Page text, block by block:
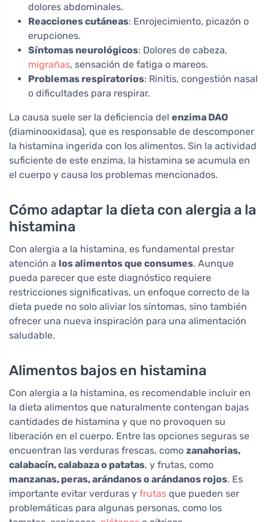
dolores abdominales.
Reacciones cutáneas: Enrojecimiento, picazón o
erupciones.
Síntomas neurológicos: Dolores de cabeza,
migrañas, sensación de fatiga o mareos.
Problemas respiratorios: Rinitis, congestión nasal
o dificultades para respirar.
La causa suele ser la deficiencia del enzima DAO
(diaminooxidasa), que es responsable de descomponer
la histamina ingerida con los alimentos. Sin la actividad
suficiente de este enzima, la histamina se acumula en
el cuerpo y causa los problemas mencionados.
Cómo adaptar la dieta con alergia a la
histamina
Con alergia a la histamina, es fundamental prestar
atención a los alimentos que consumes. Aunque
pueda parecer que este diagnóstico requiere
restricciones significativas, un enfoque correcto de la
dieta puede no solo aliviar los síntomas, sino también
ofrecer una nueva inspiración para una alimentación
saludable.
Alimentos bajos en histamina
Con alergia a la histamina, es recomendable incluir en
la dieta alimentos que naturalmente contengan bajas
cantidades de histamina y que no provoquen su
liberación en el cuerpo. Entre las opciones seguras se
encuentran las verduras frescas, como zanahorias,
calabacín, calabaza o patatas, y frutas, como
manzanas, peras, arándanos o arándanos rojos. Es
importante evitar verduras y frutas que pueden ser
problemáticas para algunas personas, como los